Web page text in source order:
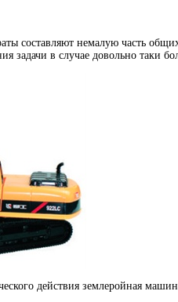
составляют немалую часть
задачи в случае довольно таки
действия землеройная